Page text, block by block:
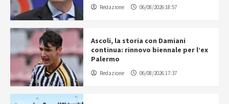
Redazione 06/08/2026 18:57
Ascoli, la storia con Damiani
continua: rinnovo biennale per l’ex
Palermo
Redazione 06/08/2026 17:37